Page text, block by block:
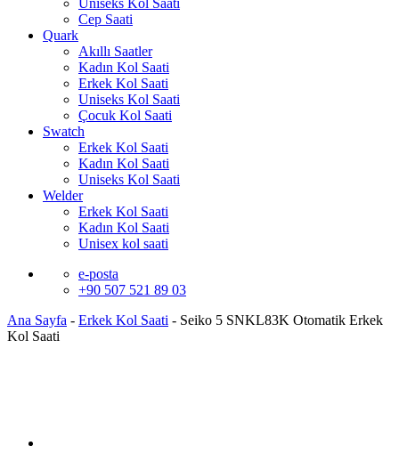
Cep Saati
Quark
Akıllı Saatler
Kadın Kol Saati
Erkek Kol Saati
Uniseks Kol Saati
Çocuk Kol Saati
Swatch
Erkek Kol Saati
Kadın Kol Saati
Uniseks Kol Saati
Welder
Erkek Kol Saati
Kadın Kol Saati
Unisex kol saati
e-posta
+90 507 521 89 03
Ana Sayfa - Erkek Kol Saati - Seiko 5 SNKL83K Otomatik Erkek
Kol Saati